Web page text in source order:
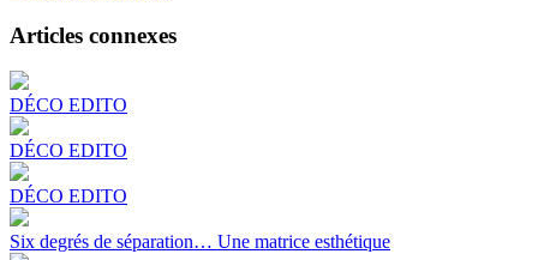
Articles connexes
DÉCO EDITO
DÉCO EDITO
DÉCO EDITO
Six degrés de séparation… Une matrice esthétique